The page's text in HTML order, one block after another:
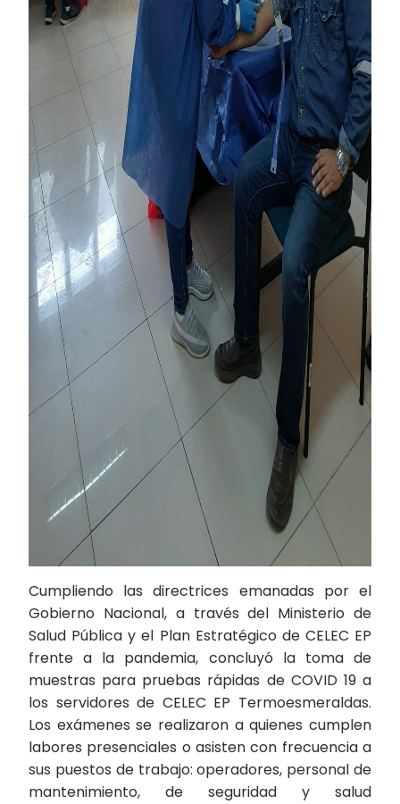
Cumpliendo las directrices emanadas por el
Gobierno Nacional, a través del Ministerio de
Salud Pública y el Plan Estratégico de CELEC EP
frente a la pandemia, concluyó la toma de
muestras para pruebas rápidas de COVID 19 a
los servidores de CELEC EP Termoesmeraldas.
Los exámenes se realizaron a quienes cumplen
labores presenciales o asisten con frecuencia a
sus puestos de trabajo: operadores, personal de
mantenimiento, de seguridad y salud